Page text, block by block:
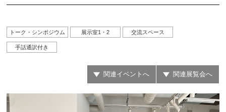
トーク・シンポジウム 展示室1・2 交流スペース
手話通訳付き
関連イベントへ 関連展覧会へ